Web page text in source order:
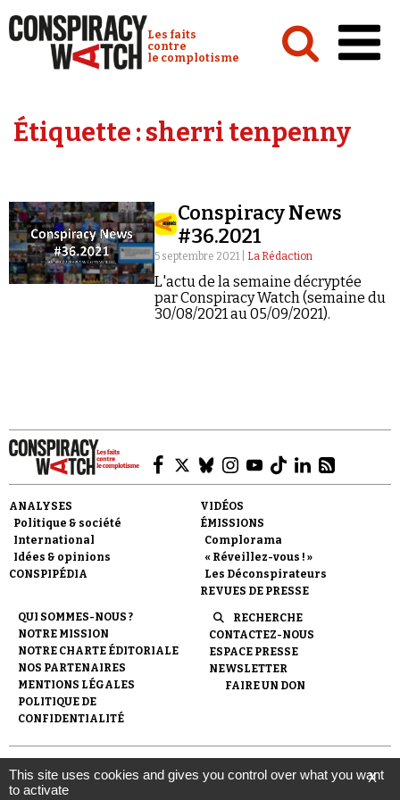
Conspiracy Watch :
Les faits
contre
le complotisme
Analyses
Vidéos
Émissions
Revues de presse
Faire un don
Demander à Vera
Étiquette :sherri tenpenny
Conspiracy News
#36.2021
5 septembre 2021 | La Rédaction
L'actu de la semaine décryptée
par Conspiracy Watch (semaine du
30/08/2021 au 05/09/2021).
ANALYSES
Politique & société
International
Idées & opinions
CONSPIPÉDIA
VIDÉOS
ÉMISSIONS
Complorama
« Réveillez-vous ! »
Les Déconspirateurs
REVUES DE PRESSE
QUI SOMMES-NOUS ?
NOTRE MISSION
NOTRE CHARTE ÉDITORIALE
NOS PARTENAIRES
MENTIONS LÉGALES
POLITIQUE DE
CONFIDENTIALITÉ
RECHERCHE
CONTACTEZ-NOUS
ESPACE PRESSE
NEWSLETTER
FAIRE UN DON
© 2007- 2026 Conspiracy Watch | Une réalisation de
l'Observatoire du conspirationnisme (association loi de 1901) avec
le soutien de la Fondation pour la Mémoire de la Shoah.
X
This site uses cookies and gives you control over what you want
to activate